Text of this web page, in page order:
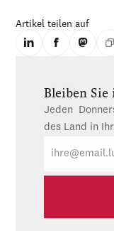
Artikel teilen auf
Bleiben
Jeden
des Land in
Mail